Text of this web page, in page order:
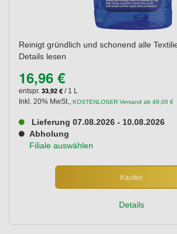
Reinigt gründlich und schonend alle
Details lesen
16,96 €
entspr. 33,92 € / 1 L
Inkl. 20% MwSt.
KOSTENLOSER Versand ab 49,00 €
Lieferung 07.08.2026 - 10.08.2026
Abholung
Filiale auswählen
Kaufen
Details